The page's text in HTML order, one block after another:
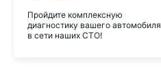
Пройдите комплексную
диагностику вашего автомобиля
в сети наших СТО!